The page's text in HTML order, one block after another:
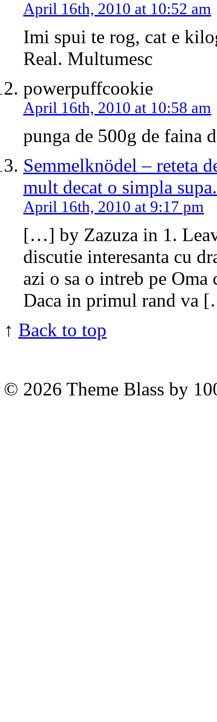
April 16th, 2010 at 10:52 am
Imi spui te rog, cat e
Real. Multumesc
powerpuffcookie
April 16th, 2010 at 10:58 am
punga de 500g de faina
Semmelknödel – reteta
mult decat o simpla supa.
April 16th, 2010 at 9:17 pm
[…] by Zazuza in 1.
discutie interesanta cu
azi o sa o intreb pe Oma
Daca in primul rand va
↑ Back to top
© 2026 Theme Blass by